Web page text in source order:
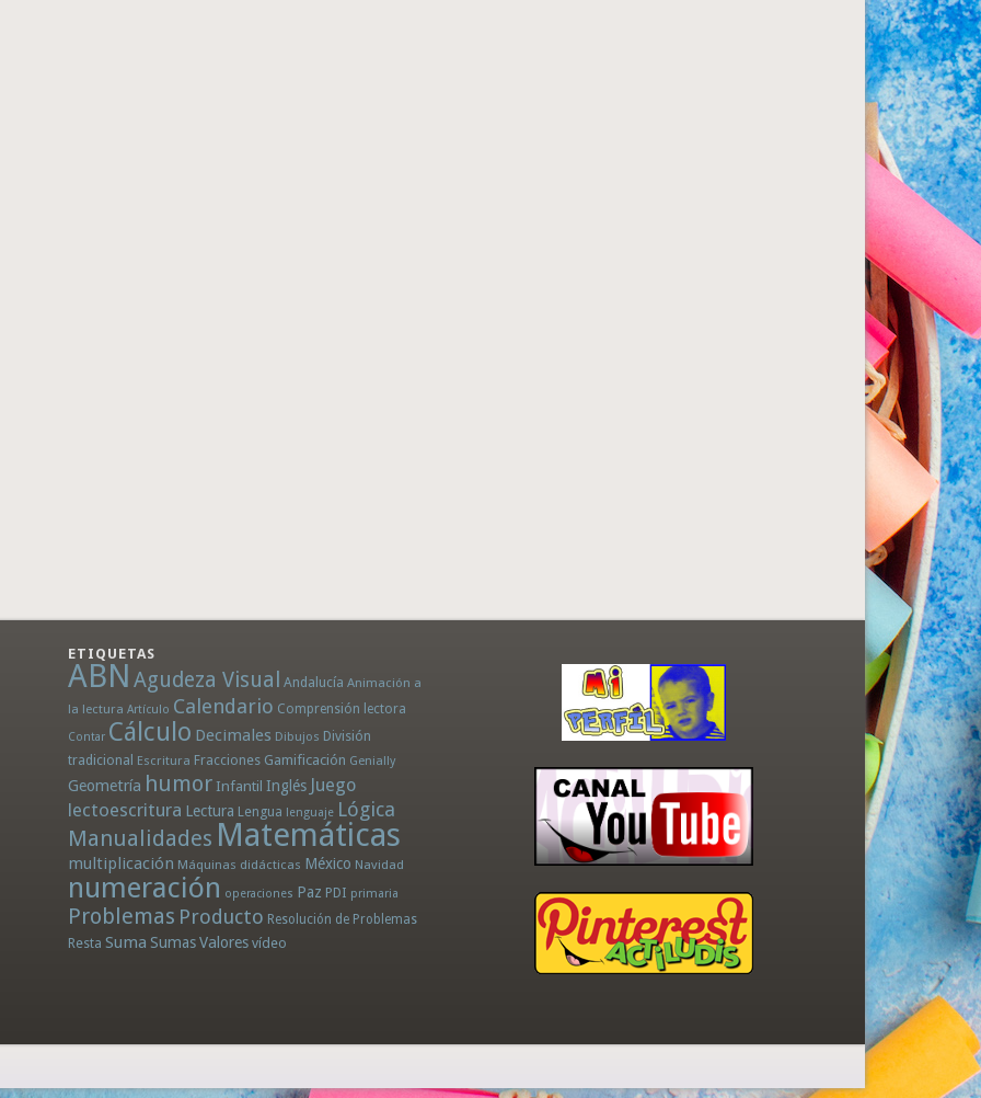
ETIQUETAS
ABN Agudeza Visual Andalucía Animación a
la lectura Artículo Calendario Comprensión lectora
Contar Cálculo Decimales Dibujos División
tradicional Escritura Fracciones Gamificación Genially
Geometría humor Infantil Inglés Juego
lectoescritura Lectura Lengua lenguaje Lógica
Manualidades Matemáticas
multiplicación Máquinas didácticas México Navidad
numeración operaciones Paz PDI primaria
Problemas Producto Resolución de Problemas
Resta Suma SumasValores vídeo